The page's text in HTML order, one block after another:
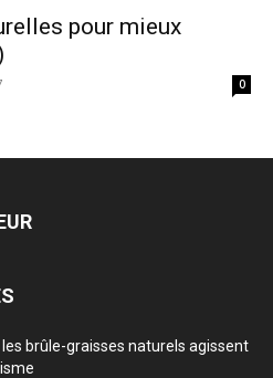
pour mieux
0
brûle-graisses naturels agissent